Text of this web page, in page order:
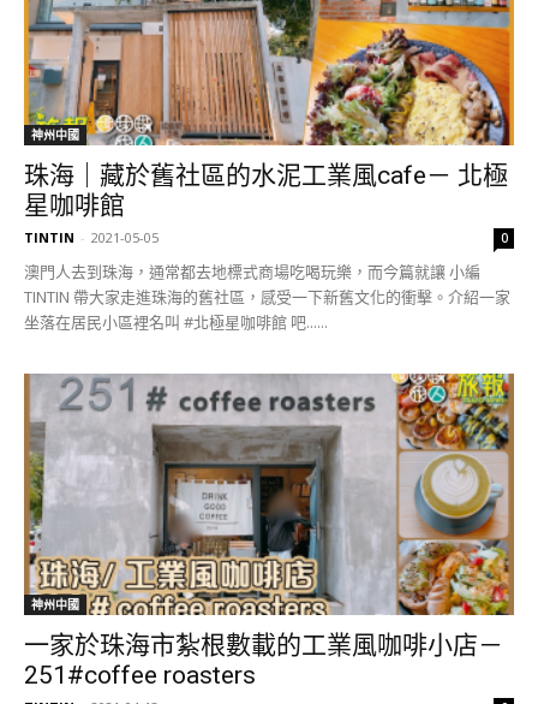
神州中國
珠海｜藏於舊社區的水泥工業風cafe－ 北極
星咖啡館
TINTIN - 2021-05-05 0
澳門人去到珠海，通常都去地標式商場吃喝玩樂，而今篇就讓 小編
TINTIN 帶大家走進珠海的舊社區，感受一下新舊文化的衝擊。介紹一家
坐落在居民小區裡名叫 #北極星咖啡館 吧......
神州中國
一家於珠海市紮根數載的工業風咖啡小店－
251#coffee roasters